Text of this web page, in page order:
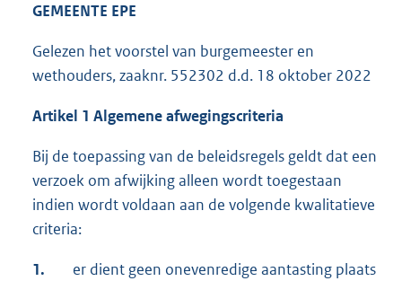
GEMEENTE EPE
Gelezen het voorstel van burgemeester en
wethouders, zaaknr. 552302 d.d. 18 oktober 2022
Artikel 1 Algemene afwegingscriteria
Bij de toepassing van de beleidsregels geldt dat een
verzoek om afwijking alleen wordt toegestaan
indien wordt voldaan aan de volgende kwalitatieve
criteria:
1.
er dient geen onevenredige aantasting plaats